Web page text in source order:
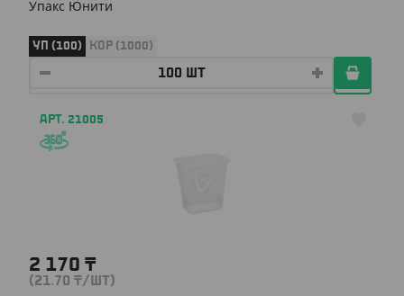
Упакс Юнити
УП (100) КОР (1000)
АРТ. 21005
2 170 ₸
(21.70 ₸/ШТ)